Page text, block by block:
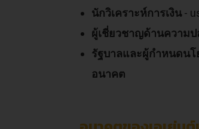
นักวิเคราะห์การเงิน-
ผู้เชี่ยวชาญด้านความป
รัฐบาลและผู้กำหนดนโ
อนาคต